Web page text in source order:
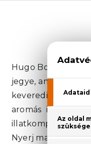
Hugo Boss Hugo
jegye, amelyet a
keveredik,
aromás
illatkompozíció
Nyerj